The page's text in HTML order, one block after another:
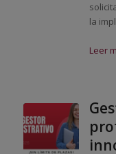
la
Leer